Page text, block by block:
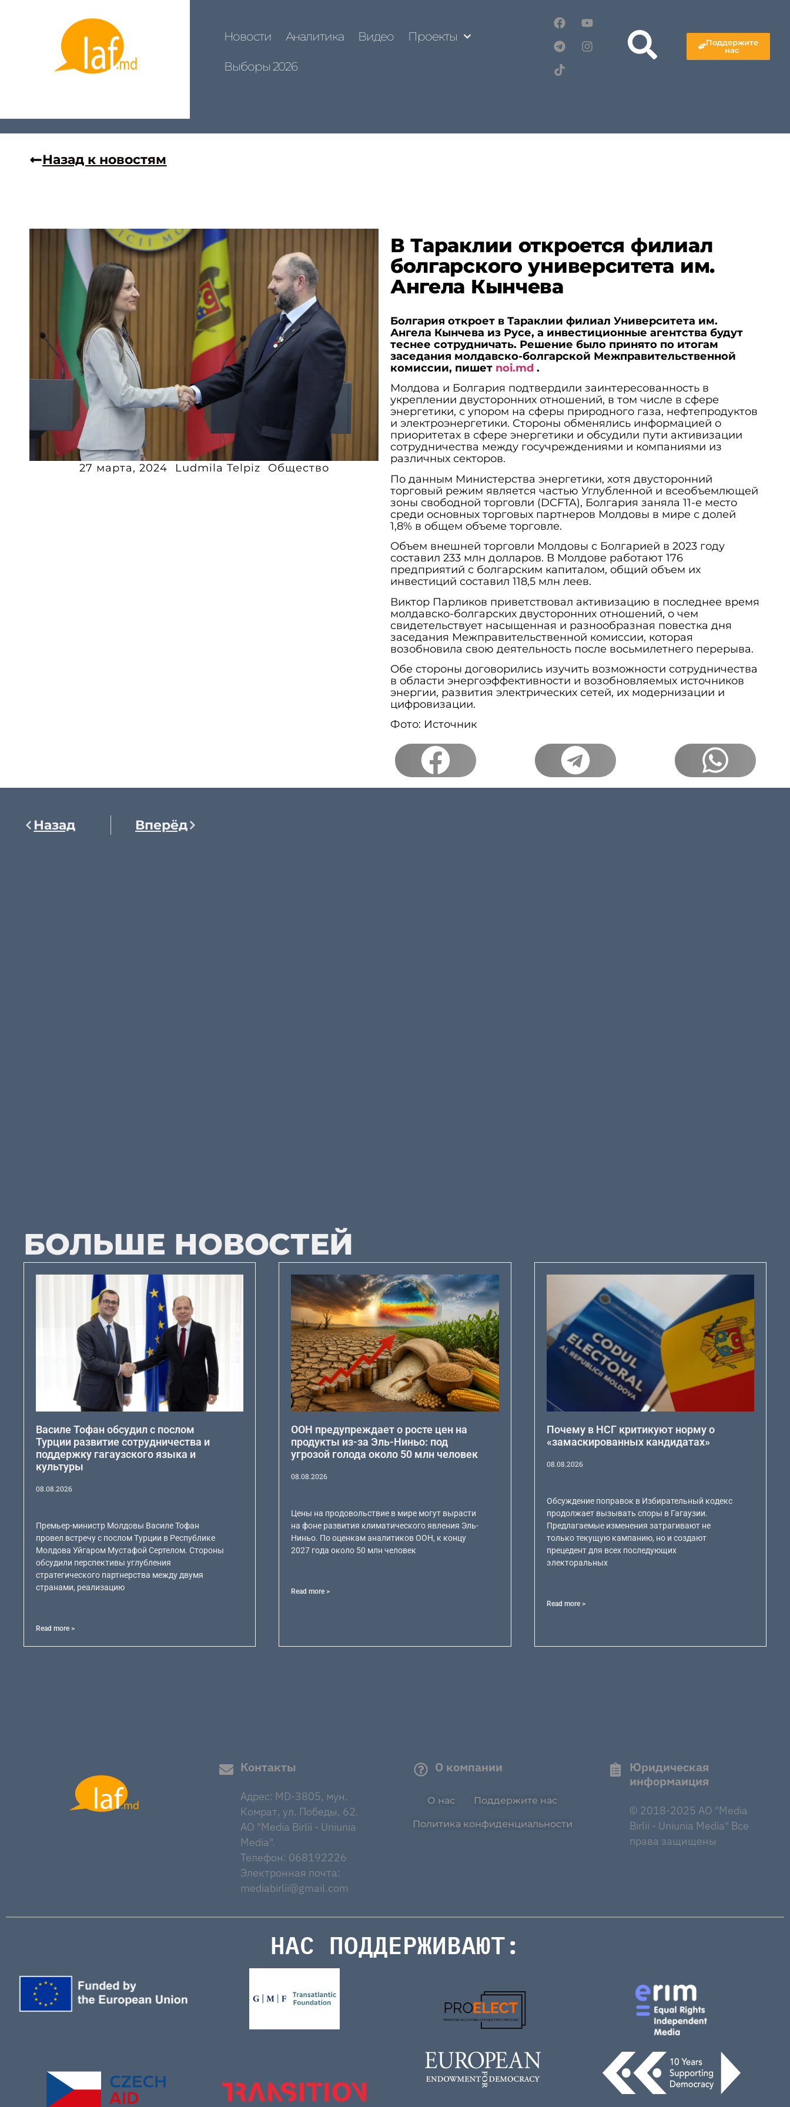
Новости Аналитика Видео Проекты
Выборы 2026
Поддержите
нас
Назад к новостям
27 марта, 2024 Ludmila Telpiz Общество
В Тараклии откроется филиал
болгарского университета им.
Ангела Кынчева
Болгария откроет в Тараклии филиал Университета им.
Ангела Кынчева из Русе, а инвестиционные агентства будут
теснее сотрудничать. Решение было принято по итогам
заседания молдавско-болгарской Межправительственной
комиссии, пишет noi.md .
Молдова и Болгария подтвердили заинтересованность в
укреплении двусторонних отношений, в том числе в сфере
энергетики, с упором на сферы природного газа, нефтепродуктов
и электроэнергетики. Стороны обменялись информацией о
приоритетах в сфере энергетики и обсудили пути активизации
сотрудничества между госучреждениями и компаниями из
различных секторов.
По данным Министерства энергетики, хотя двусторонний
торговый режим является частью Углубленной и всеобъемлющей
зоны свободной торговли (DCFTA), Болгария заняла 11-е место
среди основных торговых партнеров Молдовы в мире с долей
1,8% в общем объеме торговле.
Объем внешней торговли Молдовы с Болгарией в 2023 году
составил 233 млн долларов. В Молдове работают 176
предприятий с болгарским капиталом, общий объем их
инвестиций составил 118,5 млн леев.
Виктор Парликов приветствовал активизацию в последнее время
молдавско-болгарских двусторонних отношений, о чем
свидетельствует насыщенная и разнообразная повестка дня
заседания Межправительственной комиссии, которая
возобновила свою деятельность после восьмилетнего перерыва.
Обе стороны договорились изучить возможности сотрудничества
в области энергоэффективности и возобновляемых источников
энергии, развития электрических сетей, их модернизации и
цифровизации.
Фото: Источник
Назад Вперёд
БОЛЬШЕ НОВОСТЕЙ
Василе Тофан обсудил с послом
Турции развитие сотрудничества и
поддержку гагаузского языка и
культуры
08.08.2026
Премьер-министр Молдовы Василе Тофан
провел встречу с послом Турции в Республике
Молдова Уйгаром Мустафой Сертелом. Стороны
обсудили перспективы углубления
стратегического партнерства между двумя
странами, реализацию
Read more >
ООН предупреждает о росте цен на
продукты из-за Эль-Ниньо: под
угрозой голода около 50 млн человек
08.08.2026
Цены на продовольствие в мире могут вырасти
на фоне развития климатического явления Эль-
Ниньо. По оценкам аналитиков ООН, к концу
2027 года около 50 млн человек
Read more >
Почему в НСГ критикуют норму о
«замаскированных кандидатах»
08.08.2026
Обсуждение поправок в Избирательный кодекс
продолжает вызывать споры в Гагаузии.
Предлагаемые изменения затрагивают не
только текущую кампанию, но и создают
прецедент для всех последующих
электоральных
Read more >
Контакты
Адрес: MD-3805, мун.
Комрат, ул. Победы, 62.
AO "Media Birlii - Uniunia
Media".
Телефон: 068192226
Электронная почта:
mediabirlii@gmail.com
О компании
О нас Поддержите нас
Политика конфиденциальности
Юридическая
информаиция
© 2018-2025 AO "Media
Birlii - Uniunia Media" Все
права защищены
НАС ПОДДЕРЖИВАЮТ: